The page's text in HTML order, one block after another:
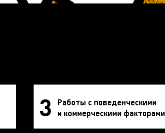
3
Работы с поведенческими
и коммерческими факторами